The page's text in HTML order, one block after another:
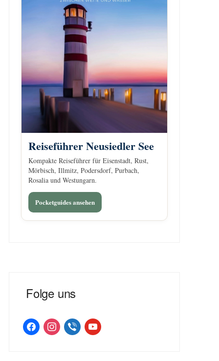
Reiseführer Neusiedler See
Kompakte Reiseführer für Eisenstadt, Rust,
Mörbisch, Illmitz, Podersdorf, Purbach,
Rosalia und Westungarn.
Pocketguides ansehen
Folge uns
facebookinstagramviber youtube